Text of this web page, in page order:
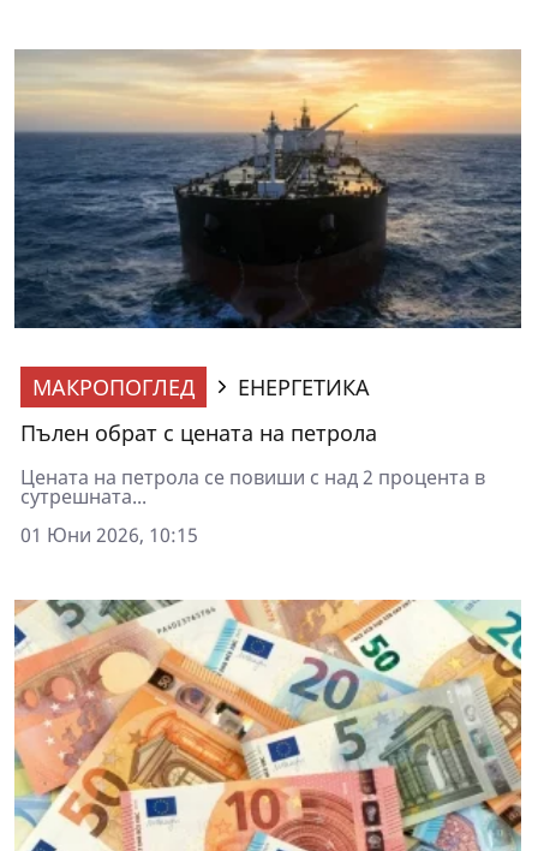
МАКРОПОГЛЕД
ЕНЕРГЕТИКА
Пълен обрат с цената на петрола
Цената на петрола се повиши с над 2 процента в
сутрешната...
01 Юни 2026, 10:15